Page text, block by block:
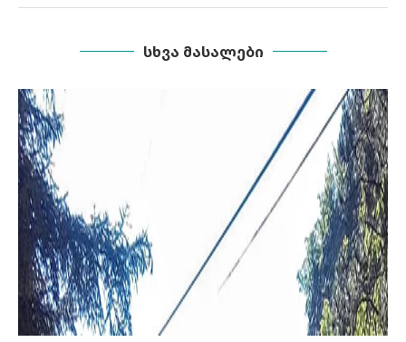
ᲡᲮᲕᲐ ᲛᲐᲡᲐᲚᲔᲑᲘ